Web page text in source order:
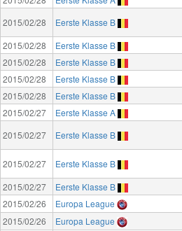
2015/02/28
Eerste Klasse B
2015/02/28
Eerste Klasse B
2015/02/28
Eerste Klasse B
2015/02/28
Eerste Klasse B
2015/02/28
Eerste Klasse B
2015/02/27
Eerste Klasse A
2015/02/27
Eerste Klasse B
2015/02/27 Eerste Klasse B
2015/02/27
Eerste Klasse B
2015/02/26
Europa League
2015/02/26
Europa League